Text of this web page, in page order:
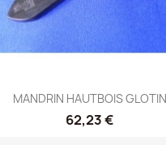
Aperçu rapide
MANDRIN HAUTBOIS GLOTIN
62,23 €